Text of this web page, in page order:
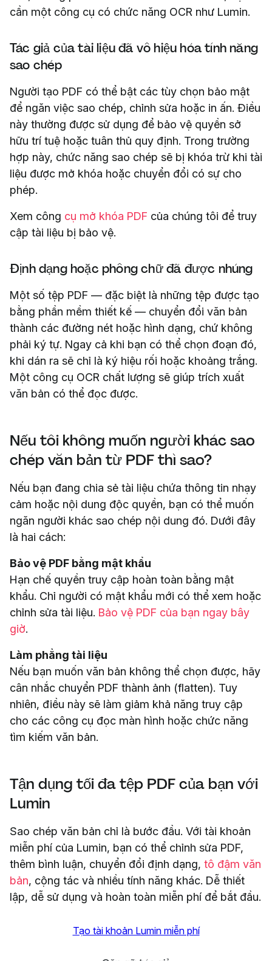
cần một công cụ có chức năng OCR như Lumin.
Tác giả của tài liệu đã vô hiệu hóa tính năng
sao chép
Người tạo PDF có thể bật các tùy chọn bảo mật
để ngăn việc sao chép, chỉnh sửa hoặc in ấn. Điều
này thường được sử dụng để bảo vệ quyền sở
hữu trí tuệ hoặc tuân thủ quy định. Trong trường
hợp này, chức năng sao chép sẽ bị khóa trừ khi tài
liệu được mở khóa hoặc chuyển đổi có sự cho
phép.
Xem công cụ mở khóa PDF của chúng tôi để truy
cập tài liệu bị bảo vệ.
Định dạng hoặc phông chữ đã được nhúng
Một số tệp PDF — đặc biệt là những tệp được tạo
bằng phần mềm thiết kế — chuyển đổi văn bản
thành các đường nét hoặc hình dạng, chứ không
phải ký tự. Ngay cả khi bạn có thể chọn đoạn đó,
khi dán ra sẽ chỉ là ký hiệu rối hoặc khoảng trắng.
Một công cụ OCR chất lượng sẽ giúp trích xuất
văn bản có thể đọc được.
Nếu tôi không muốn người khác sao
chép văn bản từ PDF thì sao?
Nếu bạn đang chia sẻ tài liệu chứa thông tin nhạy
cảm hoặc nội dung độc quyền, bạn có thể muốn
ngăn người khác sao chép nội dung đó. Dưới đây
là hai cách:
Bảo vệ PDF bằng mật khẩu
Hạn chế quyền truy cập hoàn toàn bằng mật
khẩu. Chỉ người có mật khẩu mới có thể xem hoặc
chỉnh sửa tài liệu. Bảo vệ PDF của bạn ngay bây
giờ.
Làm phẳng tài liệu
Nếu bạn muốn văn bản không thể chọn được, hãy
cân nhắc chuyển PDF thành ảnh (flatten). Tuy
nhiên, điều này sẽ làm giảm khả năng truy cập
cho các công cụ đọc màn hình hoặc chức năng
tìm kiếm văn bản.
Tận dụng tối đa tệp PDF của bạn với
Lumin
Sao chép văn bản chỉ là bước đầu. Với tài khoản
miễn phí của Lumin, bạn có thể chỉnh sửa PDF,
thêm bình luận, chuyển đổi định dạng, tô đậm văn
bản, cộng tác và nhiều tính năng khác. Dễ thiết
lập, dễ sử dụng và hoàn toàn miễn phí để bắt đầu.
Tạo tài khoản Lumin miễn phí